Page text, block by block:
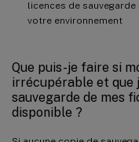
licences de
votre environnement
Que puis-je faire si
irrécupérable et que
sauvegarde de mes
disponible ?